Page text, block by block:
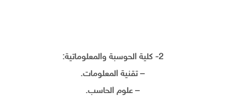
2- كلية الحوسبة والمعلوماتية:
– تقنية المعلومات.
– علوم الحاسب.